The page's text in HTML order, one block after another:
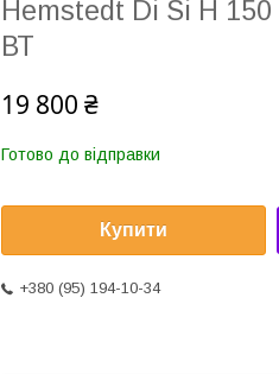
Hemstedt Di Si H
ВТ
19 800 ₴
Готово до відправки
Купити
+380 (95) 194-10-34